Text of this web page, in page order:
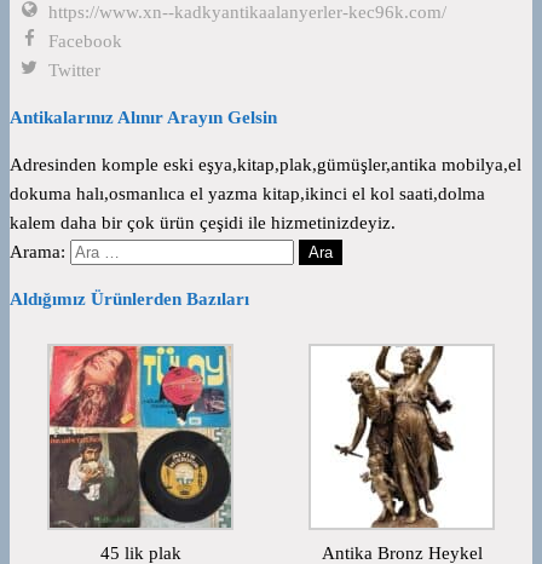
https://www.xn--kadkyantikaalanyerler-kec96k.com/
Facebook
Twitter
Antikalarınız Alınır Arayın Gelsin
Adresinden komple eski eşya,kitap,plak,gümüşler,antika mobilya,el
dokuma halı,osmanlıca el yazma kitap,ikinci el kol saati,dolma
kalem daha bir çok ürün çeşidi ile hizmetinizdeyiz.
Arama:
Aldığımız Ürünlerden Bazıları
45 lik plak Antika Bronz Heykel